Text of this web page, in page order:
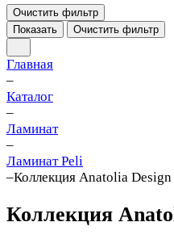
Очистить фильтр
Показать
Очистить фильтр
Главная
–
Каталог
–
Ламинат
–
Ламинат Peli
–Коллекция Anatolia Design
Коллекция